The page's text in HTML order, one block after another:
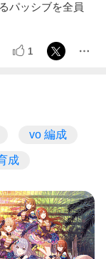
パッシブを全員
1
vo 編成
成